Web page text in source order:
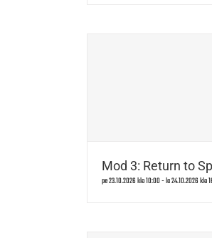
Mod 3: Return to
pe 23.10.2026 klo 10:00-la 24.10.2026 klo